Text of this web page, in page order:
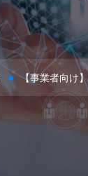
【事業者向け